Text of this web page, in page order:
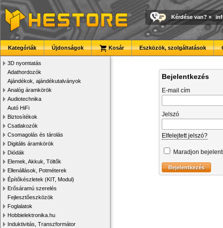
Kérdése van? »
Kategóriák Újdonságok Kosár Eszközök, szolgáltatások
3D nyomtatás
Adathordozók
Ajándékok, ajándékutalványok
Analóg áramkörök
Audiotechnika
Autó HiFi
Biztosítékok
Csatlakozók
Csomagolás és tárolás
Digitális áramkörök
Diódák
Elemek, Akkuk, Töltők
Ellenállások, Potméterek
Építőkészletek (KIT, Modul)
Erősáramú szerelés
Fejlesztőeszközök
Foglalatok
Hobbielektronika.hu
Induktivitás, Transzformátor
Bejelentkezés
E-mail cím
Jelszó
Elfelejtett jelszó?
Maradjon